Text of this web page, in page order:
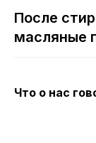
После
масляные
Что о нас